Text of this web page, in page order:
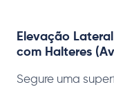
Elevação
com Halteres
Segure uma